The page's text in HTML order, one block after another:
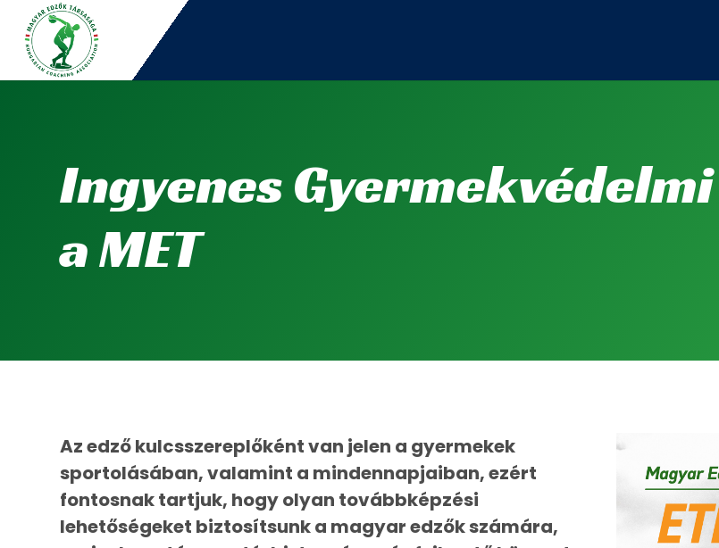
Ingyenes
a MET
Az edző kulcsszereplőként van jelen a gyermekek
sportolásában, valamint a mindennapjaiban, ezért
fontosnak tartjuk, hogy olyan továbbképzési
lehetőségeket biztosítsunk a magyar edzők számára,